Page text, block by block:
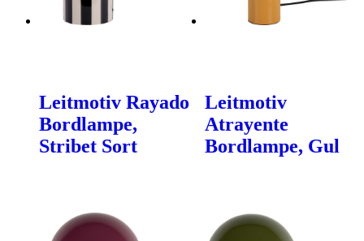
Leitmotiv Rayado
Bordlampe,
Stribet Sort
Leitmotiv
Atrayente
Bordlampe, Gul